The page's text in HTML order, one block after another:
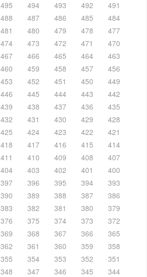
495 494 493 492
491
488 487 486 485
484
481 480 479 478
477
474 473 472 471
470
467 466 465 464
463
460 459 458 457
456
453 452 451 450
449
446 445 444 443
442
439 438 437 436
435
432 431 430 429
428
425 424 423 422
421
418 417 416 415
414
411 410 409 408
407
404 403 402 401
400
397 396 395 394
393
390 389 388 387
386
383 382 381 380
379
376 375 374 373
372
369 368 367 366
365
362 361 360 359
358
355 354 353 352
351
348 347 346 345
344